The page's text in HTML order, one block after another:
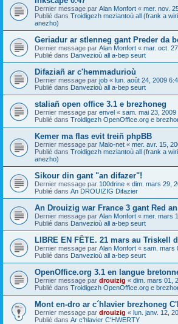
Dernier message par Alan Monfort « mer. nov.
Publié dans Troidigezh meziantoù all (frank a
anezho)
Geriadur ar stlenneg gant Preder da
Dernier message par Alan Monfort « mar. oct.
Publié dans Danvezioù all a-bep seurt
Difaziañ ar c'hemmadurioù
Dernier message par job « lun. août 24, 2009
Publié dans Danvezioù all a-bep seurt
staliañ open office 3.1 e brezhoneg
Dernier message par envel « sam. mai 23, 2009
Publié dans Troidigezh OpenOffice.org e
Kemer ma flas evit treiñ phpBB
Dernier message par Malo-net « mer. avr. 15,
Publié dans Troidigezh meziantoù all (frank a
anezho)
Sikour din gant "an difazer"!
Dernier message par 100drine « dim. mars 29,
Publié dans An DROUIZIG Difazier
An Drouizig war France 3 gant Red
Dernier message par Alan Monfort « mer. mars
Publié dans Danvezioù all a-bep seurt
LIBRE EN FÊTE. 21 mars au Triskell
Dernier message par Alan Monfort « sam. mars
Publié dans Danvezioù all a-bep seurt
OpenOffice.org 3.1 en langue
Dernier message par drouizig « dim. mars 01,
Publié dans Troidigezh OpenOffice.org e
Mont en-dro ar c´hlavier brezhoneg
Dernier message par drouizig « lun. janv. 12,
Publié dans Ar c'hlavier C'HWERTY